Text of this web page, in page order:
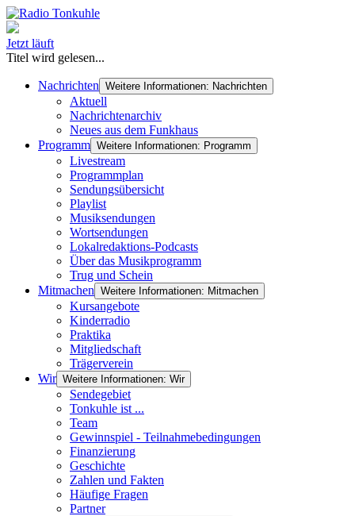
Jetzt läuft
Titel wird gelesen...
Nachrichten Weitere Informationen: Nachrichten
Aktuell
Nachrichtenarchiv
Neues aus dem Funkhaus
Programm Weitere Informationen: Programm
Livestream
Programmplan
Sendungsübersicht
Playlist
Musiksendungen
Wortsendungen
Lokalredaktions-Podcasts
Über das Musikprogramm
Trug und Schein
Mitmachen Weitere Informationen: Mitmachen
Kursangebote
Kinderradio
Praktika
Mitgliedschaft
Trägerverein
Wir Weitere Informationen: Wir
Sendegebiet
Tonkuhle ist ...
Team
Gewinnspiel - Teilnahmebedingungen
Finanzierung
Geschichte
Zahlen und Fakten
Häufige Fragen
Partner